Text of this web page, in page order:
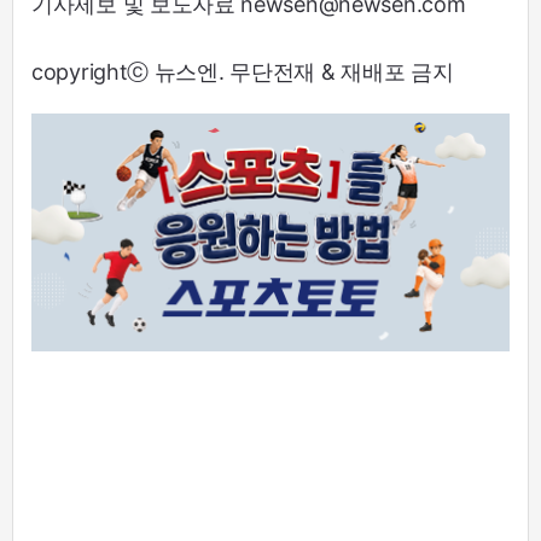
copyrightⓒ 뉴스엔. 무단전재 & 재배포 금지